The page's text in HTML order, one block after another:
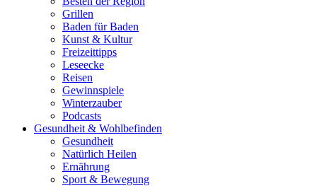
Grillen
Baden für Baden
Kunst & Kultur
Freizeittipps
Leseecke
Reisen
Gewinnspiele
Winterzauber
Podcasts
Gesundheit & Wohlbefinden
Gesundheit
Natürlich Heilen
Ernährung
Sport & Bewegung